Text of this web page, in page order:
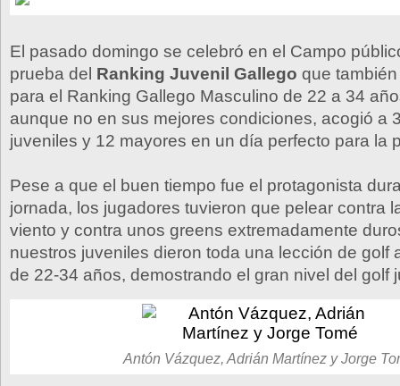
El pasado domingo se celebró en el Campo
prueba del Ranking Juvenil Gallego que
para el Ranking Gallego Masculino de 22 a 34
aunque no en sus mejores condiciones, acogió a
juveniles y 12 mayores en un día perfecto para la
Pese a que el buen tiempo fue el protagonista
jornada, los jugadores tuvieron que pelear contra
viento y contra unos greens extremadamente
nuestros juveniles dieron toda una lección de golf
de 22-34 años, demostrando el gran nivel del golf
Antón Vázquez, Adrián Martínez y Jorge